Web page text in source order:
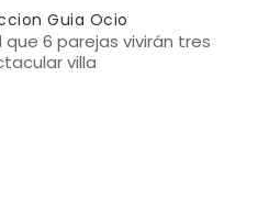
Guia Ocio
que 6 parejas vivirán tres
villa